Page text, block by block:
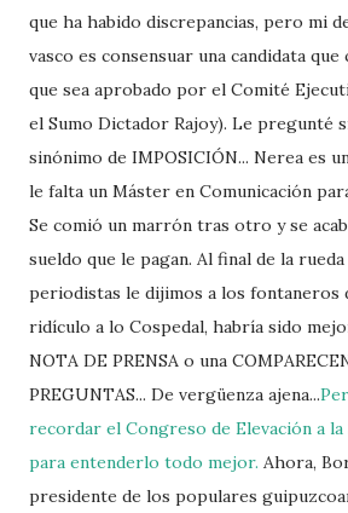
que ha habido discrepancias, pero mi
vasco es consensuar una candidata que
que sea aprobado por el Comité
el Sumo Dictador Rajoy). Le pregunté
sinónimo de IMPOSICIÓN... Nerea es
le falta un Máster en Comunicación
Se comió un marrón tras otro y se
sueldo que le pagan. Al final de la
periodistas le dijimos a los fontaneros
ridículo a lo Cospedal, habría sido
NOTA DE PRENSA o una
PREGUNTAS... De vergüenza ajena...
recordar el Congreso de Elevación a
para entenderlo todo mejor. Ahora,
presidente de los populares